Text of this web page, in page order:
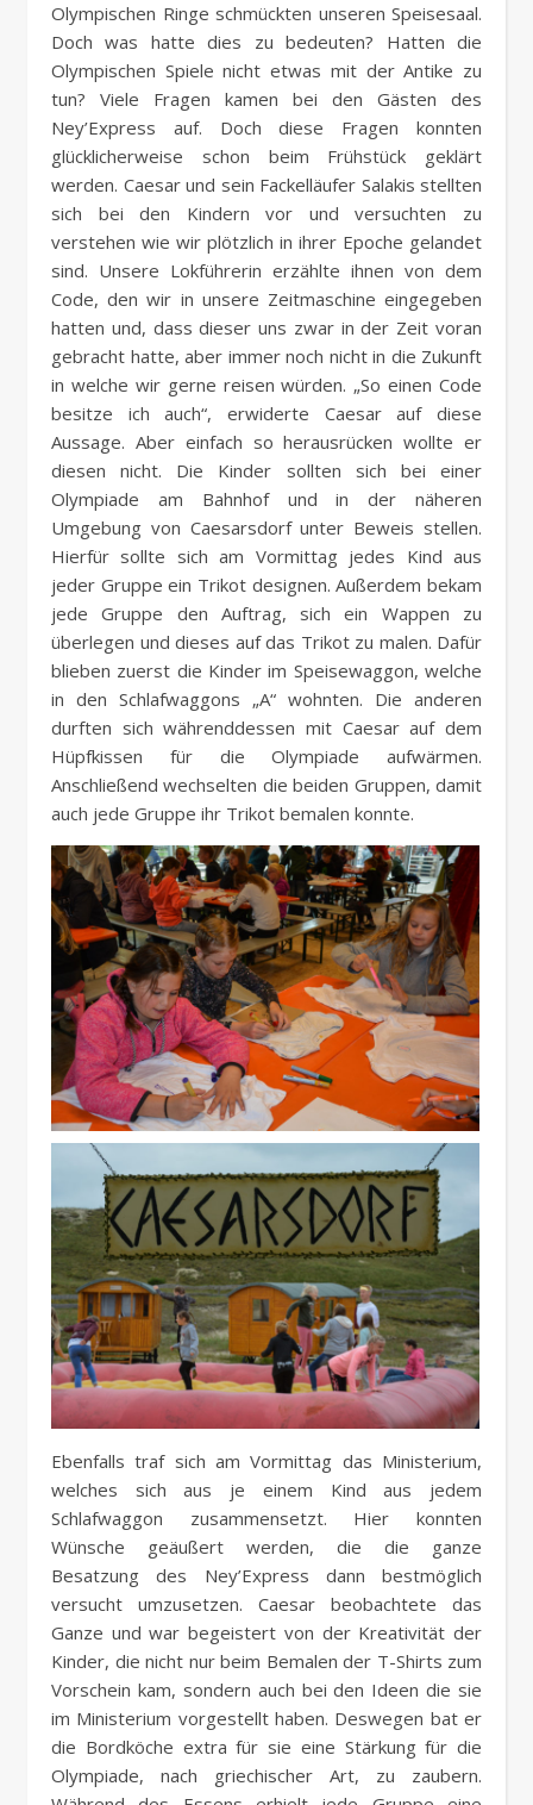
Olympischen Ringe schmückten unseren Speisesaal.
Doch was hatte dies zu bedeuten? Hatten die
Olympischen Spiele nicht etwas mit der Antike zu
tun? Viele Fragen kamen bei den Gästen des
Ney’Express auf. Doch diese Fragen konnten
glücklicherweise schon beim Frühstück geklärt
werden. Caesar und sein Fackelläufer Salakis stellten
sich bei den Kindern vor und versuchten zu
verstehen wie wir plötzlich in ihrer Epoche gelandet
sind. Unsere Lokführerin erzählte ihnen von dem
Code, den wir in unsere Zeitmaschine eingegeben
hatten und, dass dieser uns zwar in der Zeit voran
gebracht hatte, aber immer noch nicht in die Zukunft
in welche wir gerne reisen würden. „So einen Code
besitze ich auch“, erwiderte Caesar auf diese
Aussage. Aber einfach so herausrücken wollte er
diesen nicht. Die Kinder sollten sich bei einer
Olympiade am Bahnhof und in der näheren
Umgebung von Caesarsdorf unter Beweis stellen.
Hierfür sollte sich am Vormittag jedes Kind aus
jeder Gruppe ein Trikot designen. Außerdem bekam
jede Gruppe den Auftrag, sich ein Wappen zu
überlegen und dieses auf das Trikot zu malen. Dafür
blieben zuerst die Kinder im Speisewaggon, welche
in den Schlafwaggons „A“ wohnten. Die anderen
durften sich währenddessen mit Caesar auf dem
Hüpfkissen für die Olympiade aufwärmen.
Anschließend wechselten die beiden Gruppen, damit
auch jede Gruppe ihr Trikot bemalen konnte.
Ebenfalls traf sich am Vormittag das Ministerium,
welches sich aus je einem Kind aus jedem
Schlafwaggon zusammensetzt. Hier konnten
Wünsche geäußert werden, die die ganze
Besatzung des Ney’Express dann bestmöglich
versucht umzusetzen. Caesar beobachtete das
Ganze und war begeistert von der Kreativität der
Kinder, die nicht nur beim Bemalen der T-Shirts zum
Vorschein kam, sondern auch bei den Ideen die sie
im Ministerium vorgestellt haben. Deswegen bat er
die Bordköche extra für sie eine Stärkung für die
Olympiade, nach griechischer Art, zu zaubern.